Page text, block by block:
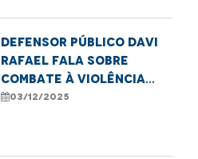
Defensor Público Davi
Rafael fala sobre
combate à violência
contra crianças e
03/12/2025